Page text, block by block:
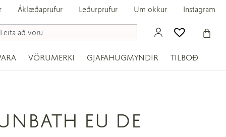
Áklæðaprufur Leðurprufur Um okkur Instagram
VÖRUMERKI GJAFAHUGMYNDIR TILBOÐ
EU DE